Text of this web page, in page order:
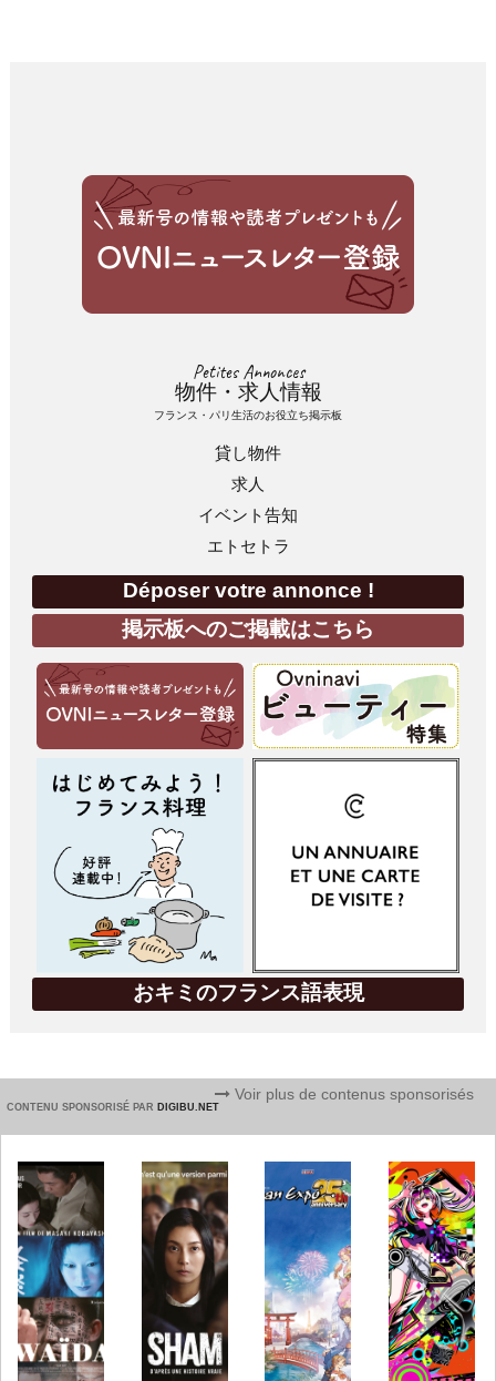
Petites Annonces
物件・求人情報
フランス・パリ生活のお役立ち掲示板
貸し物件
求人
イベント告知
エトセトラ
Déposer votre annonce !
掲示板へのご掲載はこちら
おキミのフランス語表現
CONTENU SPONSORISÉ PAR DIGIBU.NET
Voir plus de contenus sponsorisés